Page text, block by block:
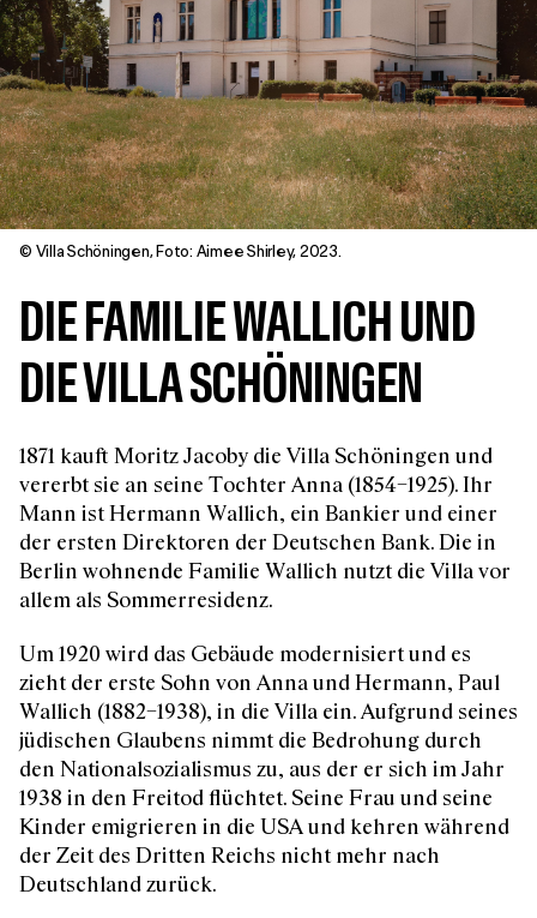
© Villa Schöningen, Foto: Aimee Shirley, 2023.
DIE FAMILIE WALLICH UND
DIE VILLA SCHÖNINGEN
1871 kauft Moritz Jacoby die Villa Schöningen und
vererbt sie an seine Tochter Anna (1854–1925). Ihr
Mann ist Hermann Wallich, ein Bankier und einer
der ersten Direktoren der Deutschen Bank. Die in
Berlin wohnende Familie Wallich nutzt die Villa vor
allem als Sommerresidenz.
Um 1920 wird das Gebäude modernisiert und es
zieht der erste Sohn von Anna und Hermann, Paul
Wallich (1882–1938), in die Villa ein. Aufgrund seines
jüdischen Glaubens nimmt die Bedrohung durch
den Nationalsozialismus zu, aus der er sich im Jahr
1938 in den Freitod flüchtet. Seine Frau und seine
Kinder emigrieren in die USA und kehren während
der Zeit des Dritten Reichs nicht mehr nach
Deutschland zurück.